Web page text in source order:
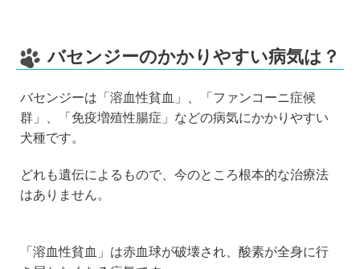
バセンジーのかかりやすい病気は？
バセンジーは「溶血性貧血」、「ファンコーニ症候
群」、「免疫増殖性腸症」などの病気にかかりやすい
犬種です。
どれも遺伝によるもので、今のところ根本的な治療法
はありません。
「溶血性貧血」は赤血球が破壊され、酸素が全身に行